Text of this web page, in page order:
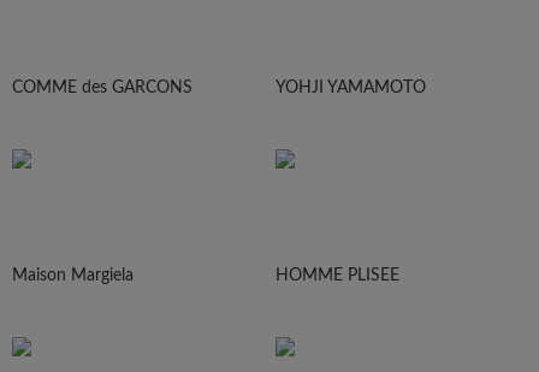
COMME des GARCONS YOHJI YAMAMOTO
Maison Margiela HOMME PLISEE